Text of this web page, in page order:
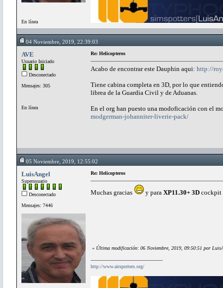
En línea
04 Noviembre, 2019, 22:39:03
AVE
Usuario Iniciado
Desconectado
Mensajes: 305
En línea
Re: Helicopteros
Acabo de encontrar este Dauphin aqui: http://
Tiene cabina completa en 3D, por lo que
librea de la Guardia Civil y de Aduanas.
En el org han puesto una modoficación con el
modgerman-johanniter-liverie-pack/
05 Noviembre, 2019, 12:55:02
LuisAngel
Superusuario
Desconectado
Mensajes: 7446
Re: Helicopteros
Muchas gracias y para XP11.30+ 3D cockpit
« Última modificación: 06 Noviembre, 2019, 09:50:51 por
http://www.airspotters.org/